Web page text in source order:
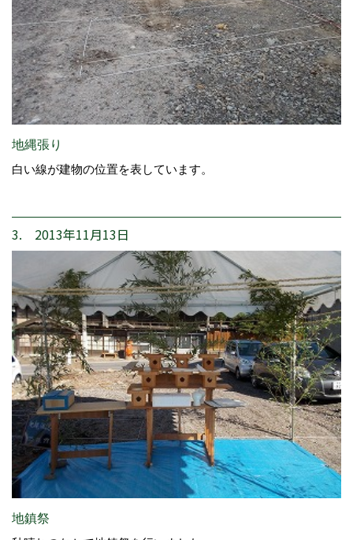
地縄張り
白い線が建物の位置を表しています。
3. 2013年11月13日
地鎮祭